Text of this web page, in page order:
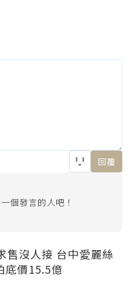
回覆
個發言的人吧！
售沒人接 台中愛麗絲
底價15.5億